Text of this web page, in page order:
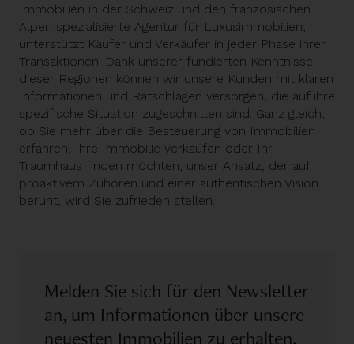
Immobilien in der Schweiz und den französischen
Alpen spezialisierte Agentur für Luxusimmobilien,
unterstützt Käufer und Verkäufer in jeder Phase ihrer
Transaktionen. Dank unserer fundierten Kenntnisse
dieser Regionen können wir unsere Kunden mit klaren
Informationen und Ratschlägen versorgen, die auf ihre
spezifische Situation zugeschnitten sind. Ganz gleich,
ob Sie mehr über die Besteuerung von Immobilien
erfahren, Ihre Immobilie verkaufen oder Ihr
Traumhaus finden möchten, unser Ansatz, der auf
proaktivem Zuhören und einer authentischen Vision
beruht, wird Sie zufrieden stellen.
Melden Sie sich für den Newsletter
an, um Informationen über unsere
neuesten Immobilien zu erhalten.